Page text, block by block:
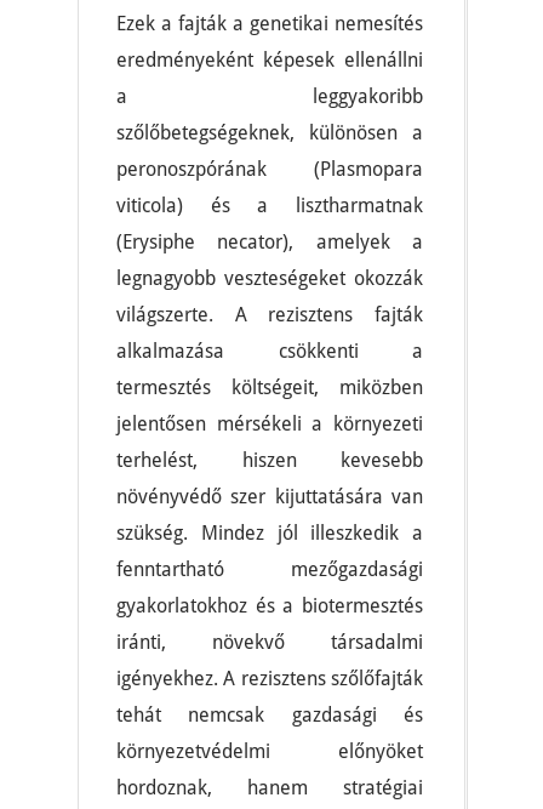
Ezek a fajták a genetikai nemesítés
eredményeként képesek ellenállni
a leggyakoribb
szőlőbetegségeknek, különösen a
peronoszpórának (Plasmopara
viticola) és a lisztharmatnak
(Erysiphe necator), amelyek a
legnagyobb veszteségeket okozzák
világszerte. A rezisztens fajták
alkalmazása csökkenti a
termesztés költségeit, miközben
jelentősen mérsékeli a környezeti
terhelést, hiszen kevesebb
növényvédő szer kijuttatására van
szükség. Mindez jól illeszkedik a
fenntartható mezőgazdasági
gyakorlatokhoz és a biotermesztés
iránti, növekvő társadalmi
igényekhez. A rezisztens szőlőfajták
tehát nemcsak gazdasági és
környezetvédelmi előnyöket
hordoznak, hanem stratégiai